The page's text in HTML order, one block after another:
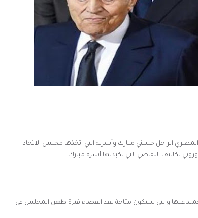
المصري الراحل حسني مبارك وأسرته التي اتخذها مجلس الاتحاد
تكاليف التقاضي التي تكبدتها أسرة مبارك.
عنها والتي ستكون متاحة بعد انقضاء فترة طعن المجلس في